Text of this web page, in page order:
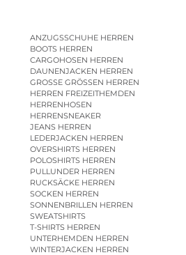
ANZUGSSCHUHE HERREN
BOOTS HERREN
CARGOHOSEN HERREN
DAUNENJACKEN HERREN
GROSSE GRÖSSEN HERREN
HERREN FREIZEITHEMDEN
HERRENHOSEN
HERRENSNEAKER
JEANS HERREN
LEDERJACKEN HERREN
OVERSHIRTS HERREN
POLOSHIRTS HERREN
PULLUNDER HERREN
RUCKSÄCKE HERREN
SOCKEN HERREN
SONNENBRILLEN HERREN
SWEATSHIRTS
T-SHIRTS HERREN
UNTERHEMDEN HERREN
WINTERJACKEN HERREN